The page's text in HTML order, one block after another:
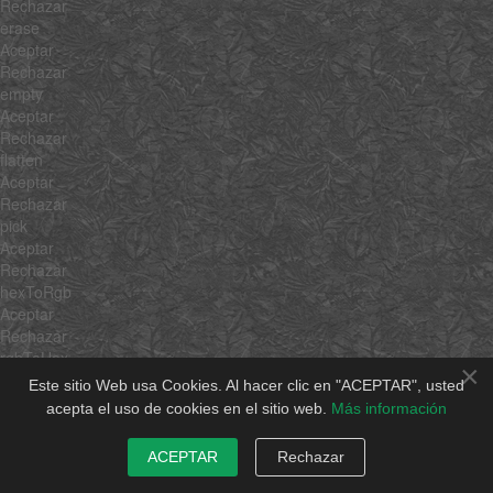
×
Este sitio Web usa Cookies. Al hacer clic en "ACEPTAR", usted
acepta el uso de cookies en el sitio web. Más información
ACEPTAR Rechazar
Rechazar
erase
Aceptar
Rechazar
empty
Aceptar
Rechazar
flatten
Aceptar
Rechazar
pick
Aceptar
Rechazar
hexToRgb
Aceptar
Rechazar
rgbToHex
Aceptar
Rechazar